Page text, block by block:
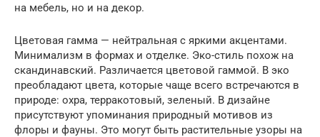
на мебель, но и на декор.
Цветовая гамма — нейтральная с яркими акцентами.
Минимализм в формах и отделке. Эко-стиль похож на
скандинавский. Различается цветовой гаммой. В эко
преобладают цвета, которые чаще всего встречаются в
природе: охра, терракотовый, зеленый. В дизайне
присутствуют упоминания природный мотивов из
флоры и фауны. Это могут быть растительные узоры на